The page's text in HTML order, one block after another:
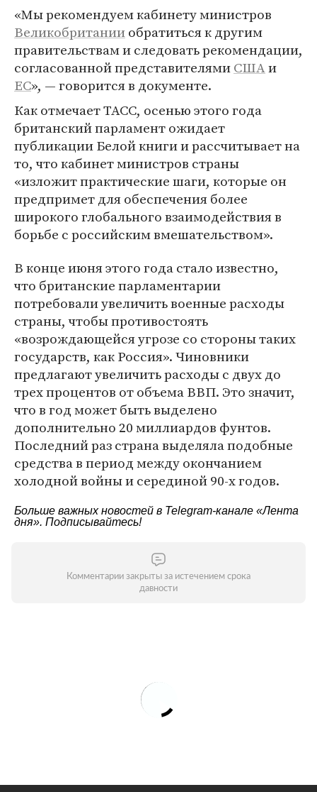
«Мы рекомендуем кабинету министров
Великобританииобратиться к другим
правительствам и следовать рекомендации,
согласованной представителямиСШАи
ЕС», — говорится в документе.
Как отмечает ТАСС, осенью этого года
британский парламент ожидает
публикации Белой книги и рассчитывает на
то, что кабинет министров страны
«изложит практические шаги, которые он
предпримет для обеспечения более
широкого глобального взаимодействия в
борьбе с российским вмешательством».
В конце июня этого года стало известно,
что британские парламентарии
потребовали увеличить военные расходы
страны, чтобы противостоять
«возрождающейся угрозе со стороны таких
государств, как Россия». Чиновники
предлагают увеличить расходы с двух до
трех процентов от объема ВВП. Это значит,
что в год может быть выделено
дополнительно 20 миллиардов фунтов.
Последний раз страна выделяла подобные
средства в период между окончанием
холодной войны и серединой 90-х годов.
Больше важных новостей в Telegram-канале «Лента
дня». Подписывайтесь!
Комментарии закрыты за истечением срока
давности